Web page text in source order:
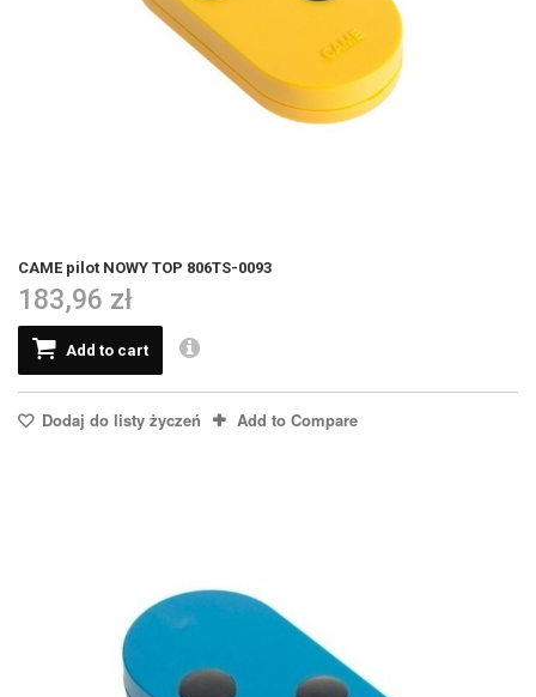
CAME pilot NOWY TOP 806TS-0093
183,96 zł
Add to cart
Dodaj do listy życzeń Add to Compare